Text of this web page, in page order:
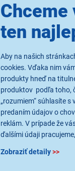
Chceme
ten
Aby na našich
cookies. Vďaka nim
produkty hneď na
produktov podľa toho,
„rozumiem“ súhlasíte
predaním údajov o
reklám. V prípade že
ďalšími údaji
Zobraziť detaily>>